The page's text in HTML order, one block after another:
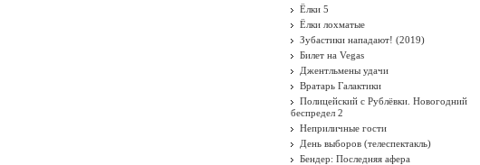
Ёлки 5
Ёлки лохматые
Зубастики нападают! (2019)
Билет на Vegas
Джентльмены удачи
Вратарь Галактики
Полицейский с Рублёвки. Новогодний
беспредел 2
Неприличные гости
День выборов (телеспектакль)
Бендер: Последняя афера